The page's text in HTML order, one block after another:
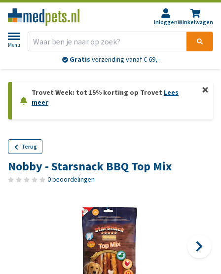
InloggenWinkelwagen
Menu
Gratis verzending vanaf € 69,-
Trovet Week: tot 15% korting op Trovet Lees
meer
Terug
Nobby - Starsnack BBQ Top Mix
0 beoordelingen